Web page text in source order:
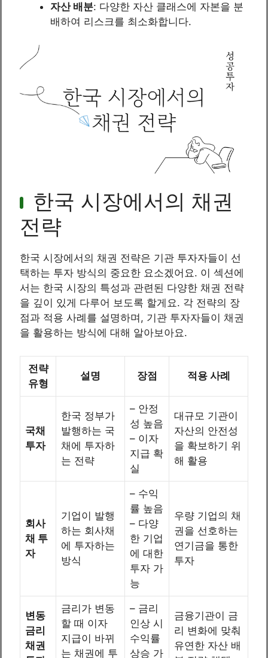
자산 배분: 다양한 자산 클래스에 자본을 분
배하여 리스크를 최소화합니다.
한국 시장에서의 채권
전략
한국 시장에서의 채권 전략은 기관 투자자들이 선
택하는 투자 방식의 중요한 요소겠어요. 이 섹션에
서는 한국 시장의 특성과 관련된 다양한 채권 전략
을 깊이 있게 다루어 보도록 할게요. 각 전략의 장
점과 적용 사례를 설명하며, 기관 투자자들이 채권
을 활용하는 방식에 대해 알아보아요.
전략
유형
설명 장점 적용 사례
국채
투자
한국 정부가
발행하는 국
채에 투자하
는 전략
– 안정
성 높음
– 이자
지급 확
실
대규모 기관이
자산의 안전성
을 확보하기 위
해 활용
회사
채 투
자
기업이 발행
하는 회사채
에 투자하는
방식
– 수익
률 높음
– 다양
한 기업
에 대한
투자 가
능
우량 기업의 채
권을 선호하는
연기금을 통한
투자
변동
금리
채권
금리가 변동
할 때 이자
지급이 바뀌
는 채권에 투
– 금리
인상 시
수익률
상승 가
금융기관이 금
리 변화에 맞춰
유연한 자산 배